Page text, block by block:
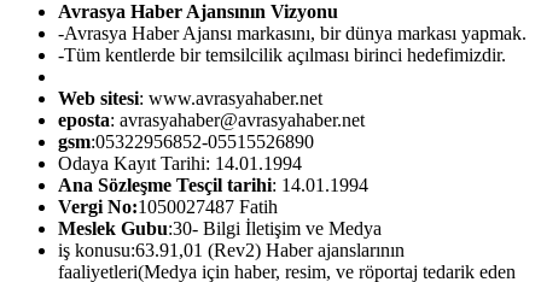
Avrasya Haber Ajansının Vizyonu
-Avrasya Haber Ajansı markasını, bir dünya markası yapmak.
-Tüm kentlerde bir temsilcilik açılması birinci hedefimizdir.
Web sitesi: www.avrasyahaber.net
eposta: avrasyahaber@avrasyahaber.net
gsm:05322956852-05515526890
Odaya Kayıt Tarihi: 14.01.1994
Ana Sözleşme Tesçil tarihi: 14.01.1994
Vergi No:1050027487 Fatih
Meslek Gubu:30- Bilgi İletişim ve Medya
iş konusu:63.91,01 (Rev2) Haber ajanslarının
faaliyetleri(Medya için haber, resim, ve röportaj tedarik eden